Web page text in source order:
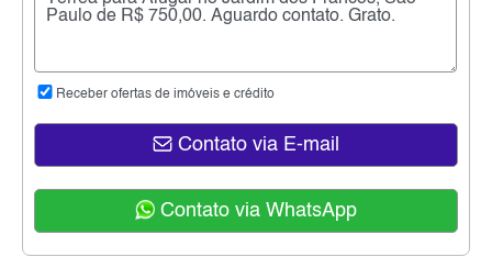
Receber ofertas de imóveis e crédito
Contato via E-mail
Contato via WhatsApp